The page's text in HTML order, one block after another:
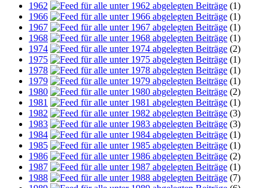
1962
(1)
1966
(1)
1967
(1)
1968
(1)
1974
(2)
1975
(1)
1978
(1)
1979
(1)
1980
(2)
1981
(1)
1982
(3)
1983
(3)
1984
(1)
1985
(1)
1986
(2)
1987
(1)
1988
(7)